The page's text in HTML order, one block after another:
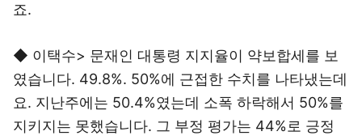
죠.
◆ 이택수> 문재인 대통령 지지율이 약보합세를 보
였습니다. 49.8%. 50%에 근접한 수치를 나타냈는데
요. 지난주에는 50.4%였는데 소폭 하락해서 50%를
지키지는 못했습니다. 그 부정 평가는 44%로 긍정